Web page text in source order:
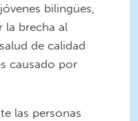
bilingües,
la brecha al
de calidad
causado por
las personas